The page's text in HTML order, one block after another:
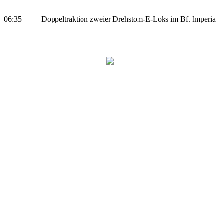
06:35 Doppeltraktion zweier Drehstom-E-Loks im Bf. Imperia